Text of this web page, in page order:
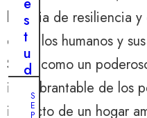
historia de resiliencia
entre los humanos y
Sirve como un
inquebrantable de los
impacto de un hogar
v
i
a
j
e
d
s
t
u
d
S
E
P